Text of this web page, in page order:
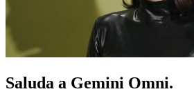
Saluda a Gemini Omni.